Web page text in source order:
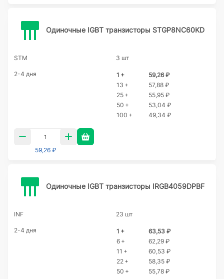
Одиночные IGBT транзисторы STGP8NC60KD
STM 3 шт
2-4 дня 1 +
59,26 ₽
13 +
57,88 ₽
25 +
55,95 ₽
50 +
53,04 ₽
100 +
49,34 ₽
59,26 ₽
Одиночные IGBT транзисторы IRGB4059DPBF
INF 23 шт
2-4 дня 1 +
63,53 ₽
6 +
62,29 ₽
11 +
60,53 ₽
22 +
58,35 ₽
50 +
55,78 ₽